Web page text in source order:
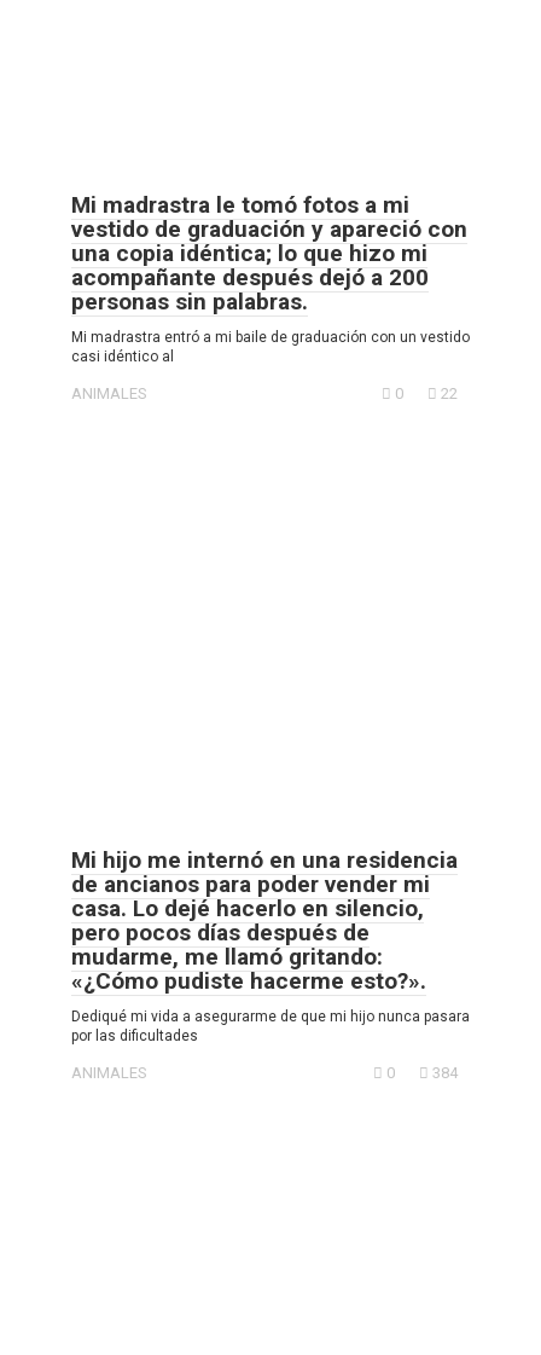
Mi madrastra le tomó fotos a mi
vestido de graduación y apareció con
una copia idéntica; lo que hizo mi
acompañante después dejó a 200
personas sin palabras.
Mi madrastra entró a mi baile de graduación con un vestido
casi idéntico al
ANIMALES 0 22
Mi hijo me internó en una residencia
de ancianos para poder vender mi
casa. Lo dejé hacerlo en silencio,
pero pocos días después de
mudarme, me llamó gritando:
«¿Cómo pudiste hacerme esto?».
Dediqué mi vida a asegurarme de que mi hijo nunca pasara
por las dificultades
ANIMALES 0 384